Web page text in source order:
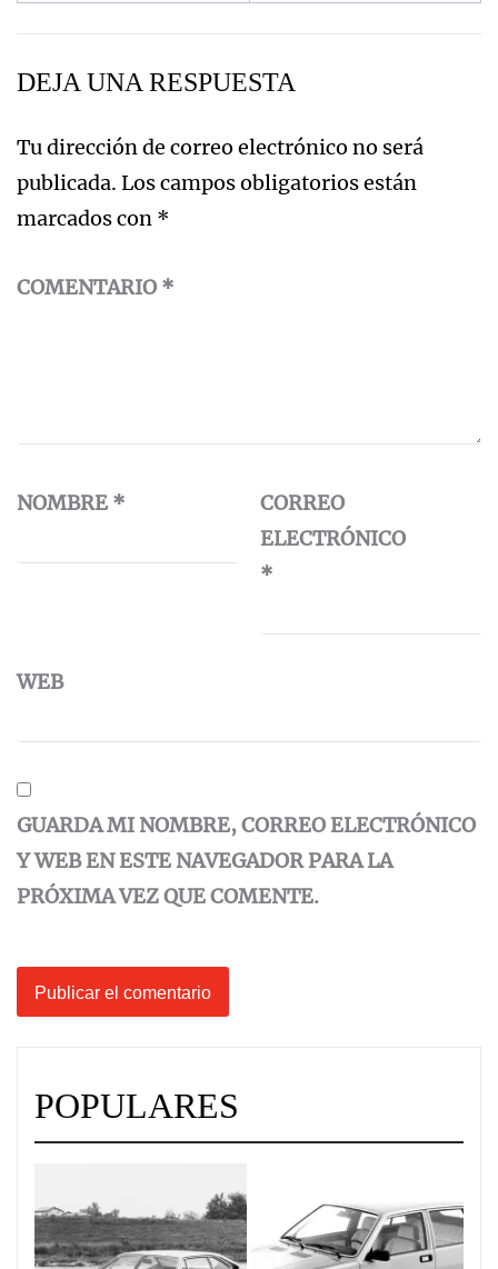
de
DEJA UNA RESPUESTA
Tu dirección de correo electrónico no será
publicada. Los campos obligatorios están
marcados con *
COMENTARIO *
NOMBRE *
CORREO
ELECTRÓNICO
*
WEB
GUARDA MI NOMBRE, CORREO ELECTRÓNICO
Y WEB EN ESTE NAVEGADOR PARA LA
PRÓXIMA VEZ QUE COMENTE.
POPULARES